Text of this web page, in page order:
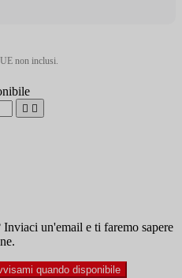
non inclusi.
 
Inviaci un'email e ti faremo sapere
quando disponibile